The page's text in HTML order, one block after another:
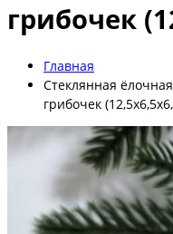
грибочек
Главная
Стеклянная
грибочек